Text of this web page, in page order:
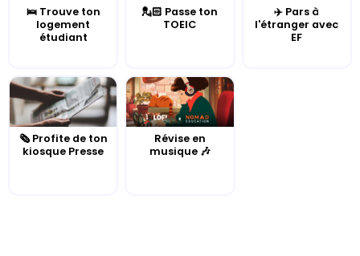
🛌 Trouve ton
logement
étudiant
💂🏻 Passe ton
TOEIC
✈️ Pars à
l'étranger avec
EF
🗞️ Profite de ton
kiosque Presse
Révise en
musique 🎶